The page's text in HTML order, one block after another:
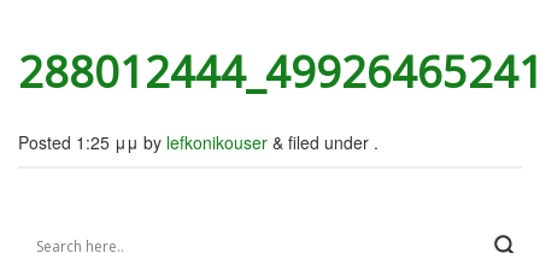
Posted 1:25 μμ by lefkonikouser & filed under .